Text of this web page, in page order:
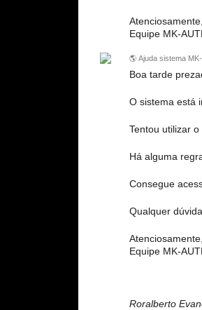
Atenciosamente,
Equipe MK-
🌎 Ajuda sistema
Boa tarde
O sistema está
Tentou utilizar
Há alguma
Consegue
Qualquer
Atenciosamente,
Equipe MK-
Roralberto